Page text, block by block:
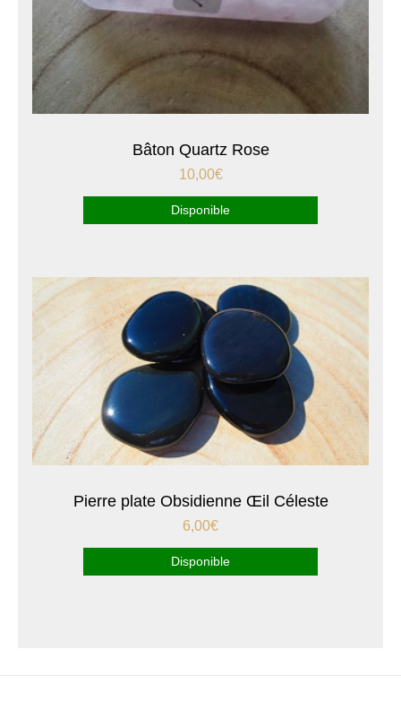
Bâton Quartz Rose
10,00€
Disponible
Pierre plate Obsidienne Œil Céleste
6,00€
Disponible